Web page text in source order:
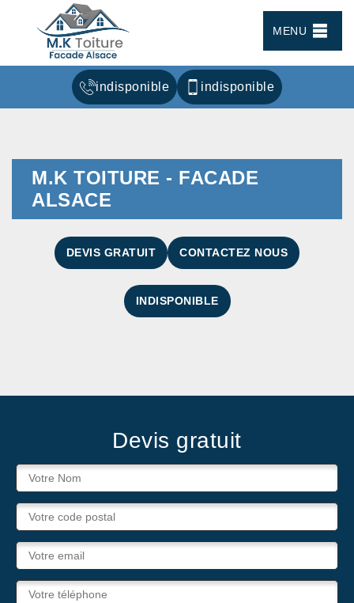
MENU
indisponible indisponible
M.K TOITURE - FACADE
ALSACE
DEVIS GRATUIT CONTACTEZ NOUS
INDISPONIBLE
Devis gratuit